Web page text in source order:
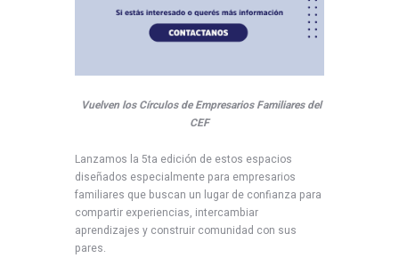
Vuelven los Círculos de Empresarios Familiares del
CEF
Lanzamos la 5ta edición de estos espacios
diseñados especialmente para empresarios
familiares que buscan un lugar de confianza para
compartir experiencias, intercambiar
aprendizajes y construir comunidad con sus
pares.